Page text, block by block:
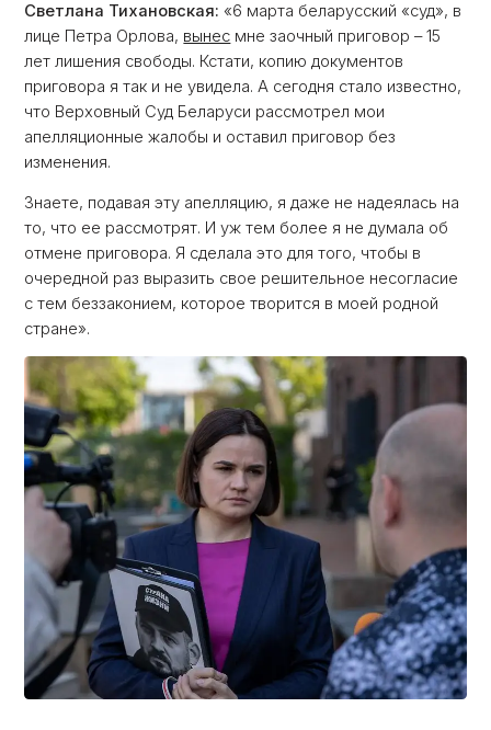
Светлана Тихановская: «6 марта беларусский «суд», в
лице Петра Орлова, вынес мне заочный приговор – 15
лет лишения свободы. Кстати, копию документов
приговора я так и не увидела. А сегодня стало известно,
что Верховный Суд Беларуси рассмотрел мои
апелляционные жалобы и оставил приговор без
изменения.
Знаете, подавая эту апелляцию, я даже не надеялась на
то, что ее рассмотрят. И уж тем более я не думала об
отмене приговора. Я сделала это для того, чтобы в
очередной раз выразить свое решительное несогласие
с тем беззаконием, которое творится в моей родной
стране».